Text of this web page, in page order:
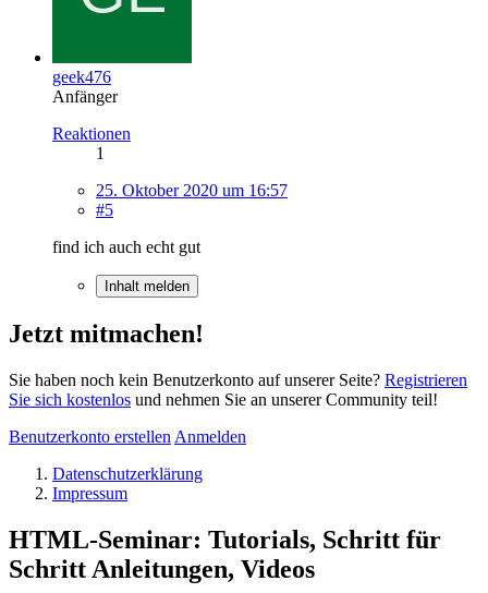
geek476
Anfänger
Reaktionen
1
25. Oktober 2020 um 16:57
#5
find ich auch echt gut
Inhalt melden
Jetzt mitmachen!
Sie haben noch kein Benutzerkonto auf unserer Seite? Registrieren
Sie sich kostenlos und nehmen Sie an unserer Community teil!
Benutzerkonto erstellen Anmelden
Datenschutzerklärung
Impressum
HTML-Seminar: Tutorials, Schritt für
Schritt Anleitungen, Videos